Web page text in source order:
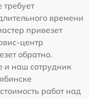
требует
времени
привезет
центр
обратно.
и наш сотрудник
работ над